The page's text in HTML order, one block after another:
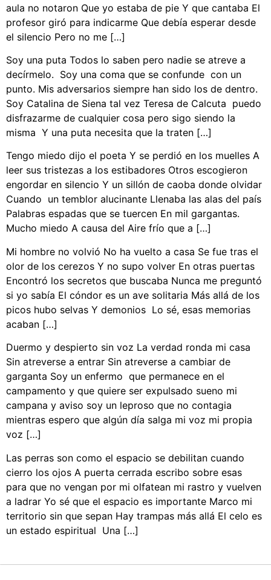
aula no notaron Que yo estaba de pie Y que cantaba El
profesor giró para indicarme Que debía esperar desde
el silencio Pero no me […]
Soy una puta Todos lo saben pero nadie se atreve a
decírmelo. Soy una coma que se confunde con un
punto. Mis adversarios siempre han sido los de dentro.
Soy Catalina de Siena tal vez Teresa de Calcuta puedo
disfrazarme de cualquier cosa pero sigo siendo la
misma Y una puta necesita que la traten […]
Tengo miedo dijo el poeta Y se perdió en los muelles A
leer sus tristezas a los estibadores Otros escogieron
engordar en silencio Y un sillón de caoba donde olvidar
Cuando un temblor alucinante Llenaba las alas del país
Palabras espadas que se tuercen En mil gargantas.
Mucho miedo A causa del Aire frío que a […]
Mi hombre no volvió No ha vuelto a casa Se fue tras el
olor de los cerezos Y no supo volver En otras puertas
Encontró los secretos que buscaba Nunca me preguntó
si yo sabía El cóndor es un ave solitaria Más allá de los
picos hubo selvas Y demonios Lo sé, esas memorias
acaban […]
Duermo y despierto sin voz La verdad ronda mi casa
Sin atreverse a entrar Sin atreverse a cambiar de
garganta Soy un enfermo que permanece en el
campamento y que quiere ser expulsado sueno mi
campana y aviso soy un leproso que no contagia
mientras espero que algún día salga mi voz mi propia
voz […]
Las perras son como el espacio se debilitan cuando
cierro los ojos A puerta cerrada escribo sobre esas
para que no vengan por mi olfatean mi rastro y vuelven
a ladrar Yo sé que el espacio es importante Marco mi
territorio sin que sepan Hay trampas más allá El celo es
un estado espiritual Una […]